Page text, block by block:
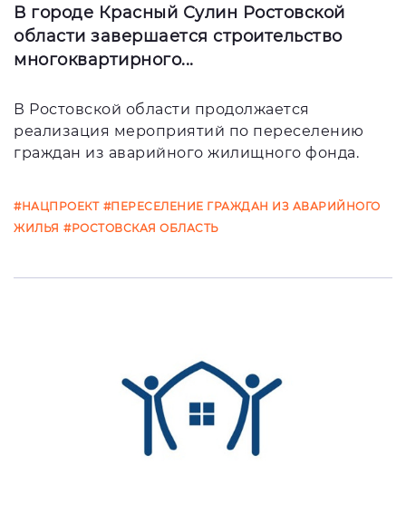
В городе Красный Сулин Ростовской
области завершается строительство
многоквартирного...
В Ростовской области продолжается
реализация мероприятий по переселению
граждан из аварийного жилищного фонда.
#НАЦПРОЕКТ #ПЕРЕСЕЛЕНИЕ ГРАЖДАН ИЗ АВАРИЙНОГО
ЖИЛЬЯ #РОСТОВСКАЯ ОБЛАСТЬ